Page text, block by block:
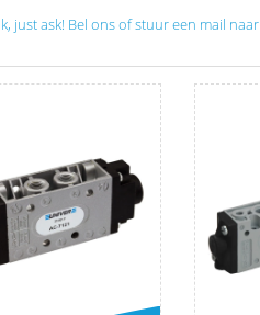
just ask! Bel ons of stuur een mail naar